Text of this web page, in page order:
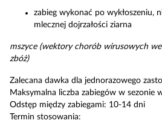
zabieg wykonać po wykłoszeniu,
mlecznej dojrzałości ziarna
mszyce (wektory chorób wirusowych
zbóż)
Zalecana dawka dla jednorazowego
Maksymalna liczba zabiegów w sezonie
Odstęp między zabiegami: 10-14 dni
Termin stosowania: